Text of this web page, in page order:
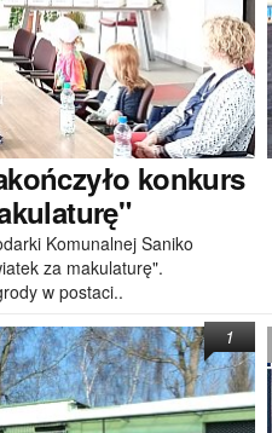
konkurs
Komunalnej Saniko
za makulaturę".
w postaci..
1